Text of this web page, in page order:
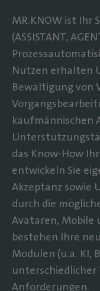
MR.KNOW ist Ihr
(ASSISTANT,
Nutzen erhalten
Bewältigung von
kaufmännischen
das Know-How
entwickeln Sie
Akzeptanz sowie
durch die
Avataren, Mobile
bestehen Ihre
Modulen (u.a. KI,
unterschiedlicher
Anforderungen.